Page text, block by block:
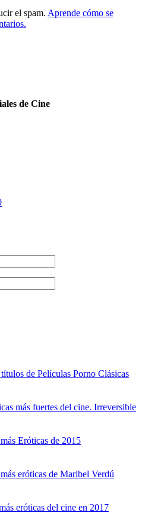
el spam. Aprende cómo se
de Cine
de Películas Porno Clásicas
más fuertes del cine. Irreversible
Eróticas de 2015
eróticas de Maribel Verdú
eróticas del cine en 2017